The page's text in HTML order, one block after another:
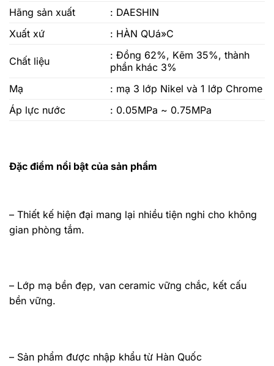
Hãng sản xuất
: DAESHIN
Xuất xứ
: HÀN QUá»C
Chất liệu
: Đồng 62%, Kẽm 35%, thành
phần khác 3%
Mạ
: mạ 3 lớp Nikel và 1 lớp Chrome
Áp lực nước
: 0.05MPa ~ 0.75MPa
Đặc điểm nổi bật của sản phẩm
– Thiết kế hiện đại mang lại nhiều tiện nghi cho không
gian phòng tắm.
– Lớp mạ bền đẹp, van ceramic vững chắc, kết cấu
bền vững.
– Sản phẩm được nhập khẩu từ Hàn Quốc